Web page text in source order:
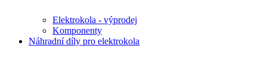
Elektrokola - výprodej
Komponenty
Náhradní díly pro elektrokola